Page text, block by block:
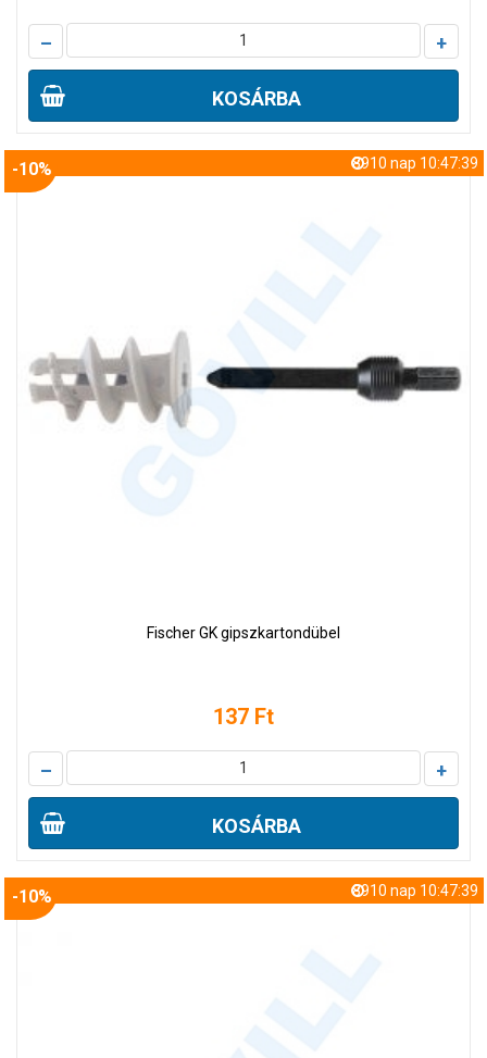
– +
KOSÁRBA
-10% 8910 nap 10:47:38
Fischer GK gipszkartondübel
137 Ft
– +
KOSÁRBA
-10% 8910 nap 10:47:38